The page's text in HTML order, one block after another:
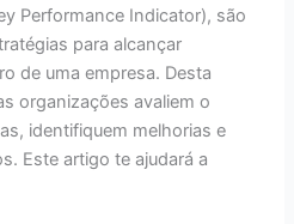
Performance Indicator), são
para alcançar
de uma empresa. Desta
organizações avaliem o
identifiquem melhorias e
Este artigo te ajudará a